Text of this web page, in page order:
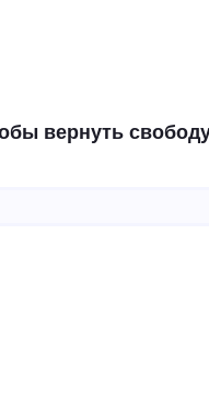
вернуть